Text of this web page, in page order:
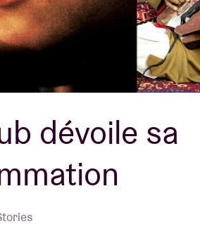
dévoile sa